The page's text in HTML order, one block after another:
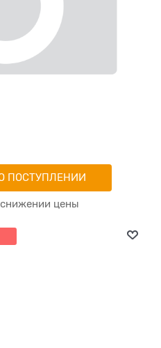
ПОСТУПЛЕНИИ
цены